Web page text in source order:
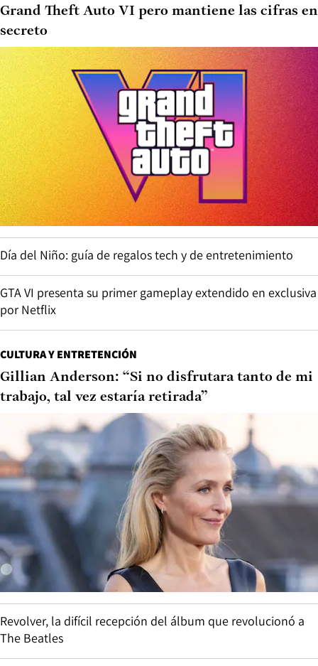
Grand Theft Auto VI pero mantiene las cifras en
secreto
Día del Niño: guía de regalos tech y de entretenimiento
GTA VI presenta su primer gameplay extendido en exclusiva
por Netflix
CULTURA Y ENTRETENCIÓN
Gillian Anderson: “Si no disfrutara tanto de mi
trabajo, tal vez estaría retirada”
Revolver, la difícil recepción del álbum que revolucionó a
The Beatles